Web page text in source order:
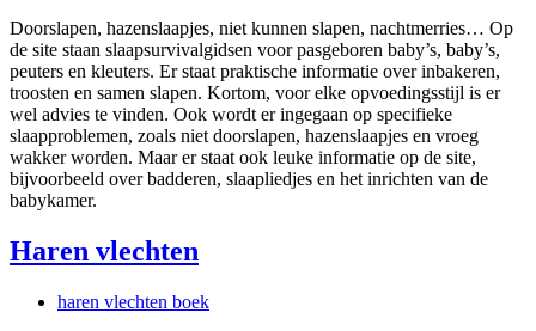
Doorslapen, hazenslaapjes, niet kunnen slapen, nachtmerries… Op
de site staan slaapsurvivalgidsen voor pasgeboren baby’s, baby’s,
peuters en kleuters. Er staat praktische informatie over inbakeren,
troosten en samen slapen. Kortom, voor elke opvoedingsstijl is er
wel advies te vinden. Ook wordt er ingegaan op specifieke
slaapproblemen, zoals niet doorslapen, hazenslaapjes en vroeg
wakker worden. Maar er staat ook leuke informatie op de site,
bijvoorbeeld over badderen, slaapliedjes en het inrichten van de
babykamer.
Haren vlechten
haren vlechten boek